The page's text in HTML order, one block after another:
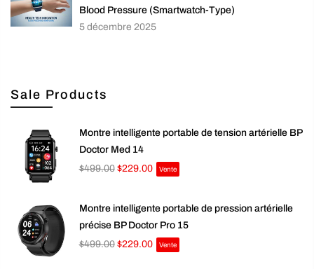
Blood Pressure (Smartwatch-Type)
5 décembre 2025
Sale Products
Montre intelligente portable de tension artérielle BP
Doctor Med 14
$499.00 $229.00 Vente
Montre intelligente portable de pression artérielle
précise BP Doctor Pro 15
$499.00 $229.00 Vente